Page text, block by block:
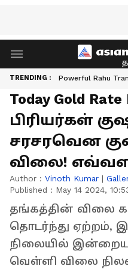
TRENDING : Powerful Rahu
Today Gold
பிரியர்கள்
சரசரவென
விலை!
Author : Vinoth Kumar |
Published : May 14 2024,
தங்கத்தின் விலை
தொடர்ந்து ஏற்றம்,
நிலையில்
வெள்ளி விலை